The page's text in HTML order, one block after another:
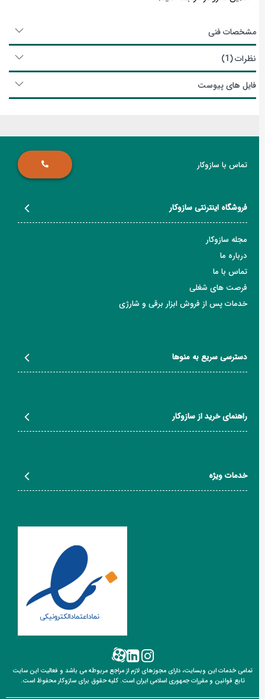
مشخصات فنی
نظرات 1
فایل های پیوست
تماس با سازوکار
فروشگاه اینترنتی سازوکار
مجله سازوکار
درباره ما
تماس با ما
فرصت های شغلی
خدمات پس از فروش ابزار برقی و شارژی
دسترسی سریع به منوها
راهنمای خرید از سازوکار
خدمات ویژه
تمامی خدمات این وبسایت، دارای مجوزهای لازم از مراجع مربوطه می باشد و فعالیت این سایت
تابع قوانینو مقررات جمهوری اسلامی ایران است. کلیه حقوق برای سازوکار محفوظ است.